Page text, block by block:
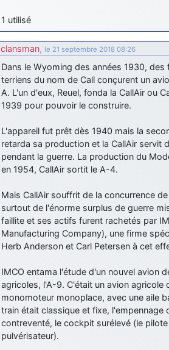
d9pouces
comme le Prytanée dans la Sarthe, ça ne
d9pouces: C'est plutôt après le lycée,
scientifique, tu as donc encore un peu de
yaellerigolow: bonjour a tous je suis un
passionnée par l'aviation militaire , pourrais
d9pouces : lesquels, par exemple ?
mahmoud : bonsoir, très instructif ce site
les photo des anciens appareils de l'armée
jericho: Pour moi tout est à nouveau OK
d9pouces: En espérant n’avoir coupé les
au passage !
un peu mieux
d9pouces: cette fois, c'est le Brésil et
par terre
jericho : Ah ben je peux te confirmer que
1 utilisé
clansman, le 21 septembre 2018 08:26
Dans le Wyoming des années 1930,
terriens du nom de Call conçurent un
A. L'un d'eux, Reuel, fonda la CallAir ou
1939 pour pouvoir le construire.
L'appareil fut prêt dès 1940 mais la
retarda sa production et la CallAir servit
pendant la guerre. La production du
en 1954, CallAir sortit le A-4.
Mais CallAir souffrit de la concurrence
surtout de l'énorme surplus de guerre
faillite et ses actifs furent rachetés par
Manufacturing Company), une firme
Herb Anderson et Carl Petersen à cet
IMCO entama l'étude d'un nouvel avion
agricoles, l'A-9. C'était un avion agricole
monomoteur monoplace, avec une aile
train était classique et fixe, l'empennage
contreventé, le cockpit surélevé (le
pulvérisateur).